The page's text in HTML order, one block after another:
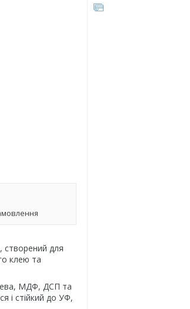
створений для
клею та
МДФ, ДСП та
і стійкий до УФ,